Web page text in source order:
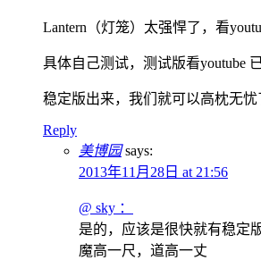
Lantern（灯笼）太强悍了，看
具体自己测试，测试版看youtube
稳定版出来，我们就可以高枕无忧
Reply
美博园 says:
2013年11月28日 at 21:56
@ sky ：
是的，应该是很快就有稳定版
魔高一尺，道高一丈